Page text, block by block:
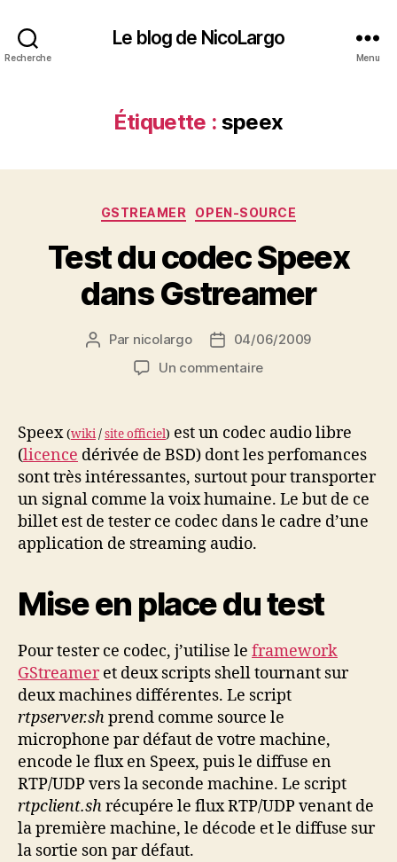
Recherche
Le blog de NicoLargo
Menu
Étiquette : speex
Catégories
GSTREAMER OPEN-SOURCE
Test du codec Speex
dans Gstreamer
Auteur
Par nicolargo
Date04/06/2009
Un commentairesur
codec
Speex
dans
Gstreamer
Speex(wiki/site officiel) est un codec audio libre
(licence dérivée de BSD) dont les perfomances
sont très intéressantes, surtout pour transporter
un signal comme la voix humaine. Le but de ce
billet est de tester ce codec dans le cadre d’une
application de streaming audio.
Mise en place du test
Pour tester ce codec, j’utilise le framework
GStreameret deux scripts shell tournant sur
deux machines différentes. Le script
rtpserver.shprend comme source le
microphone par défaut de votre machine,
encode le flux en Speex, puis le diffuse en
RTP/UDP vers la seconde machine. Le script
rtpclient.shrécupére le flux RTP/UDP venant de
la première machine, le décode et le diffuse sur
la sortie son par défaut.